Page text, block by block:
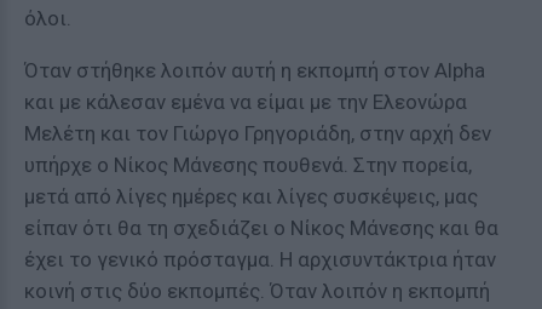
όλοι.
Όταν στήθηκε λοιπόν αυτή η εκπομπή στον Alpha
και με κάλεσαν εμένα να είμαι με την Ελεονώρα
Μελέτη και τον Γιώργο Γρηγοριάδη, στην αρχή δεν
υπήρχε ο Νίκος Μάνεσης πουθενά. Στην πορεία,
μετά από λίγες ημέρες και λίγες συσκέψεις, μας
είπαν ότι θα τη σχεδιάζει ο Νίκος Μάνεσης και θα
έχει το γενικό πρόσταγμα. Η αρχισυντάκτρια ήταν
κοινή στις δύο εκπομπές. Όταν λοιπόν η εκπομπή